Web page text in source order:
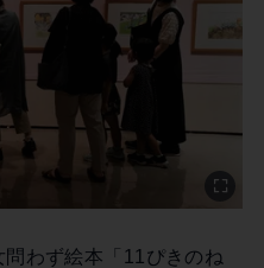
わず絵本「11ぴきのね